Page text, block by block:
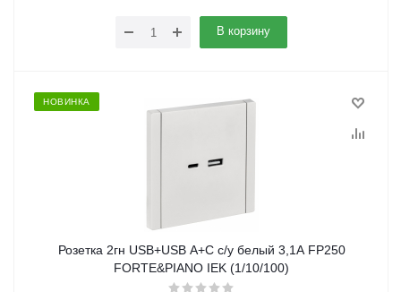
В корзину
НОВИНКА
Розетка 2гн USB+USB A+C с/у белый 3,1А FP250
FORTE&PIANO IEK (1/10/100)